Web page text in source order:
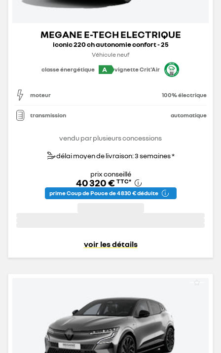
MEGANE E-TECH ELECTRIQUE
iconic 220 ch autonomie confort - 25
Véhicule neuf
classe énergétique
A vignette Crit'Air
moteur 100% électrique
transmission automatique
vendu par plusieurs concessions
délai moyen de livraison: 3 semaines *
prix conseillé
40 320 € TTC*
prime Coup de Pouce de 4 830 € déduite
voir les détails